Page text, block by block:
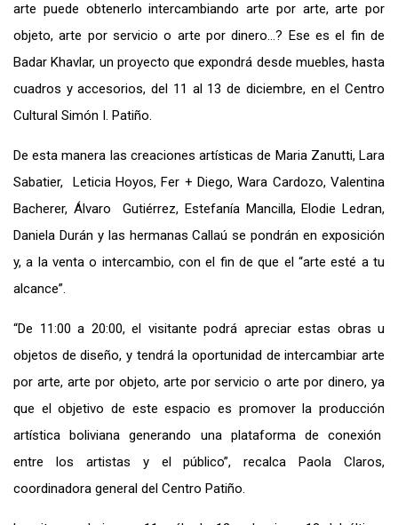
arte puede obtenerlo intercambiando arte por arte, arte por
objeto, arte por servicio o arte por dinero…? Ese es el fin de
Badar Khavlar, un proyecto que expondrá desde muebles, hasta
cuadros y accesorios, del 11 al 13 de diciembre, en el Centro
Cultural Simón I. Patiño.
De esta manera las creaciones artísticas de Maria Zanutti, Lara
Sabatier, Leticia Hoyos, Fer + Diego, Wara Cardozo, Valentina
Bacherer, Álvaro Gutiérrez, Estefanía Mancilla, Elodie Ledran,
Daniela Durán y las hermanas Callaú se pondrán en exposición
y, a la venta o intercambio, con el fin de que el “arte esté a tu
alcance”.
“De 11:00 a 20:00, el visitante podrá apreciar estas obras u
objetos de diseño, y tendrá la oportunidad de intercambiar arte
por arte, arte por objeto, arte por servicio o arte por dinero, ya
que el objetivo de este espacio es promover la producción
artística boliviana generando una plataforma de conexión
entre los artistas y el público”, recalca Paola Claros,
coordinadora general del Centro Patiño.